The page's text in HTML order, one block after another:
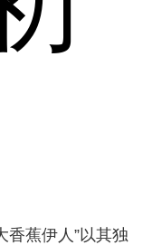
香蕉伊人”以其独